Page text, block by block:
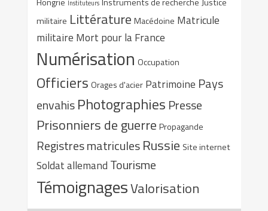
Hongrie Instituteurs Instruments de recherche Justice
militaire Littérature Macédoine Matricule
militaire Mort pour la France
Numérisation Occupation
Officiers Orages d'acier Patrimoine Pays
envahis Photographies Presse
Prisonniers de guerre Propagande
Registres matricules Russie Site internet
Soldat allemand Tourisme
TémoignagesValorisation